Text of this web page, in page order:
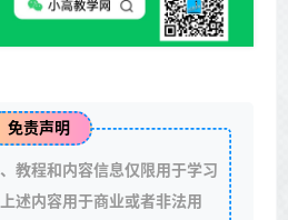
免责声明
教程和内容信息仅限用于学习
述内容用于商业或者非法用